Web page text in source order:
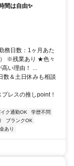
間は自由✨
務日数：1ヶ月あた
） ※残業あり ★色々
い理由！ ...
＆土日休みも相談
の推しpoint！
イク通勤OK
学歴不問
ブランクOK
あり